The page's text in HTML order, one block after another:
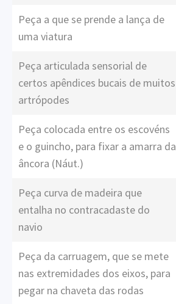
Peça a que se prende a lança de
uma viatura
Peça articulada sensorial de
certos apêndices bucais de muitos
artrópodes
Peça colocada entre os escovéns
e o guincho, para fixar a amarra da
âncora (Náut.)
Peça curva de madeira que
entalha no contracadaste do
navio
Peça da carruagem, que se mete
nas extremidades dos eixos, para
pegar na chaveta das rodas